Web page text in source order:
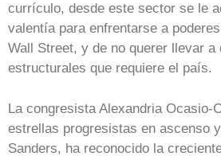
currículo, desde este sector se le
valentía para enfrentarse a
Wall Street, y de no querer llevar a
estructurales que requiere el país.
La congresista Alexandria Ocasio-
estrellas progresistas en ascenso
Sanders, ha reconocido la